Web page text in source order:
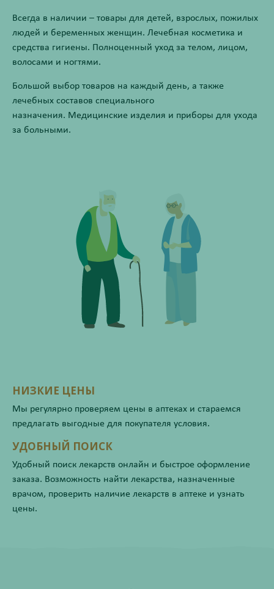
Всегда в наличии – товары для детей, взрослых, пожилых
людей и беременных женщин. Лечебная косметика и
средства гигиены. Полноценный уход за телом, лицом,
волосами и ногтями.
Большой выбор товаров на каждый день, а также
лечебных составов специального
назначения. Медицинские изделия и приборы для ухода
за больными.
НИЗКИЕ ЦЕНЫ
Мы регулярно проверяем цены в аптеках и стараемся
предлагать выгодные для покупателя условия.
УДОБНЫЙ ПОИСК
Удобный поиск лекарств онлайн и быстрое оформление
заказа. Возможность найти лекарства, назначенные
врачом, проверить наличие лекарств в аптеке и узнать
цены.